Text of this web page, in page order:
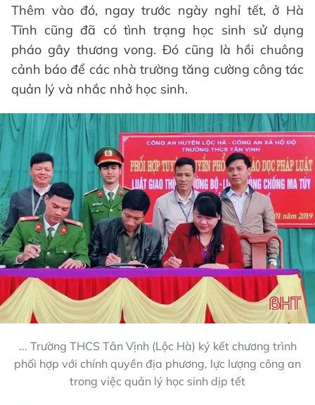
Thêm vào đó, ngay trước ngày nghỉ tết, ở Hà
Tĩnh cũng đã có tình trạng học sinh sử dụng
pháo gây thương vong. Đó cũng là hồi chuông
cảnh báo để các nhà trường tăng cường công tác
quản lý và nhắc nhở học sinh.
... Trường THCS Tân Vịnh (Lộc Hà) ký kết chương trình
phối hợp với chính quyền địa phương, lực lượng công an
trong việc quản lý học sinh dịp tết